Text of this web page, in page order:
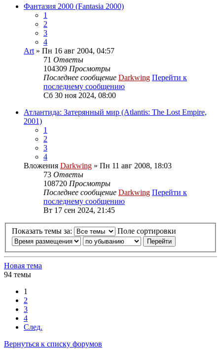
Фантазия 2000 (Fantasia 2000)
1
2
3
4
Art » Пн 16 авг 2004, 04:57
71 Ответы
104309 Просмотры
Последнее сообщение Darkwing Перейти к
последнему сообщению
Сб 30 ноя 2024, 08:00
Атлантида: Затерянный мир (Atlantis: The Lost Empire,
2001)
1
2
3
4
Вложения Darkwing » Пн 11 авг 2008, 18:03
73 Ответы
108720 Просмотры
Последнее сообщение Darkwing Перейти к
последнему сообщению
Вт 17 сен 2024, 21:45
Показать темы за: Поле сортировки
Новая тема
94 темы
1
2
3
4
След.
Вернуться к списку форумов